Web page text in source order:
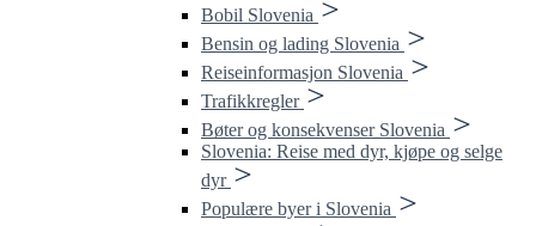
Bobil Slovenia
Bensin og lading Slovenia
Reiseinformasjon Slovenia
Trafikkregler
Bøter og konsekvenser Slovenia
Slovenia: Reise med dyr, kjøpe og selge
dyr
Populære byer i Slovenia